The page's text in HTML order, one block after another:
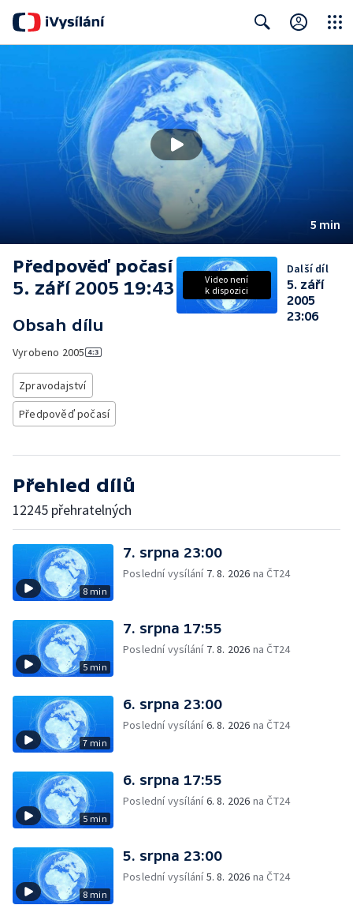
5 min
Předpověď počasí
5. září 2005 19:43
Obsah dílu
Vyrobeno 2005
Zpravodajství
Předpověď počasí
Video není
k dispozici
Další díl
5. září
2005
23:06
Přehled dílů
12245 přehratelných
8 min
7. srpna 23:00
Poslední vysílání 7. 8. 2026 na ČT24
5 min
7. srpna 17:55
Poslední vysílání 7. 8. 2026 na ČT24
7 min
6. srpna 23:00
Poslední vysílání6. 8. 2026 na ČT24
5 min
6. srpna 17:55
Poslední vysílání6. 8. 2026 na ČT24
8 min
5. srpna 23:00
Poslední vysílání5. 8. 2026 na ČT24